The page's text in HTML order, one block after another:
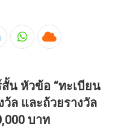
Whatsapp
Cloud
น หัวข้อ “ทะเบียน
ว้ล และถ้วยรางวัล
บาท